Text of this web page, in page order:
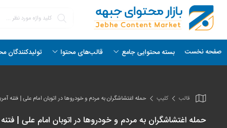
صفحه نخست بسته محتوایی جامع قالب‌های محتوا تولیدکنندگان
قالب کلیپ حمله اغتشاشگران به مردم و خودروها در اتوبان امام علی | فتنه
حمله اغتشاشگران به مردم و خودروها در اتوبان امام علی | فتنه